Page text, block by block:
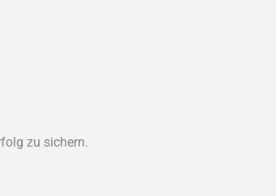
zu sichern.